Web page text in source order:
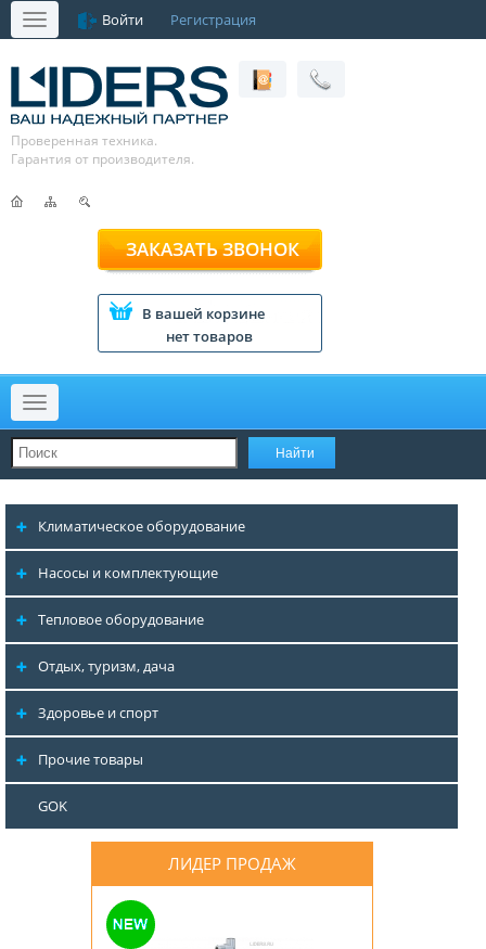
Меню Войти Регистрация
Проверенная техника.
Гарантия от производителя.
ЗАКАЗАТЬ ЗВОНОК
В вашей корзине
нет товаров
Меню
Климатическое оборудование
Насосы и комплектующие
Тепловое оборудование
Отдых, туризм, дача
Здоровье и спорт
Прочие товары
GOK
ЛИДЕР ПРОДАЖ